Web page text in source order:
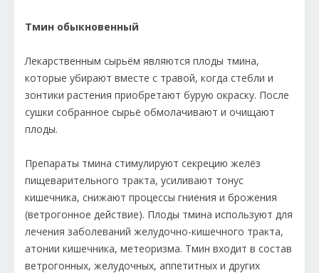
Тмин обыкновенный
Лекарственным сырьём являются плоды тмина,
которые убирают вместе с травой, когда стебли и
зонтики растения приобретают бурую окраску. После
сушки собранное сырьё обмолачивают и очищают
плоды.
Препараты тмина стимулируют секрецию желёз
пищеварительного тракта, усиливают тонус
кишечника, снижают процессы гниения и брожения
(ветрогонное действие). Плоды тмина используют для
лечения заболеваний желудочно-кишечного тракта,
атонии кишечника, метеоризма. Тмин входит в состав
ветрогонных, желудочных, аппетитных и других